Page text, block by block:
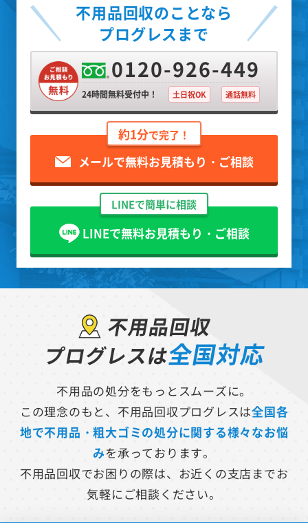
不用品回収のことなら
プログレスまで
0120-926-449
24時間無料受付中！ 土日祝OK 通話無料
約1分で完了！
メールで無料お見積もり・ご相談
LINEで簡単に相談
LINEで無料お見積もり・ご相談
不用品回収
プログレスは全国対応
不用品の処分をもっとスムーズに。
この理念のもと、不用品回収プログレスは全国各
地で不用品・粗大ゴミの処分に関する様々なお悩
みを承っております。
不用品回収でお困りの際は、お近くの支店までお
気軽にご相談ください。